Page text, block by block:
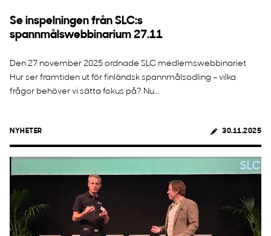
Se inspelningen från SLC:s
spannmålswebbinarium 27.11
Den 27 november 2025 ordnade SLC medlemswebbinariet
Hur ser framtiden ut för finländsk spannmålsodling – vilka
frågor behöver vi sätta fokus på? Nu...
NYHETER 30.11.2025